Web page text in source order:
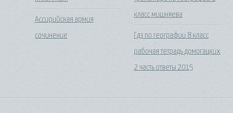
Ассирийская армия
сочинение
класс мишняева
Гдз по географии 8 класс
рабочая тетрадь домогацких
2 часть ответы 2015